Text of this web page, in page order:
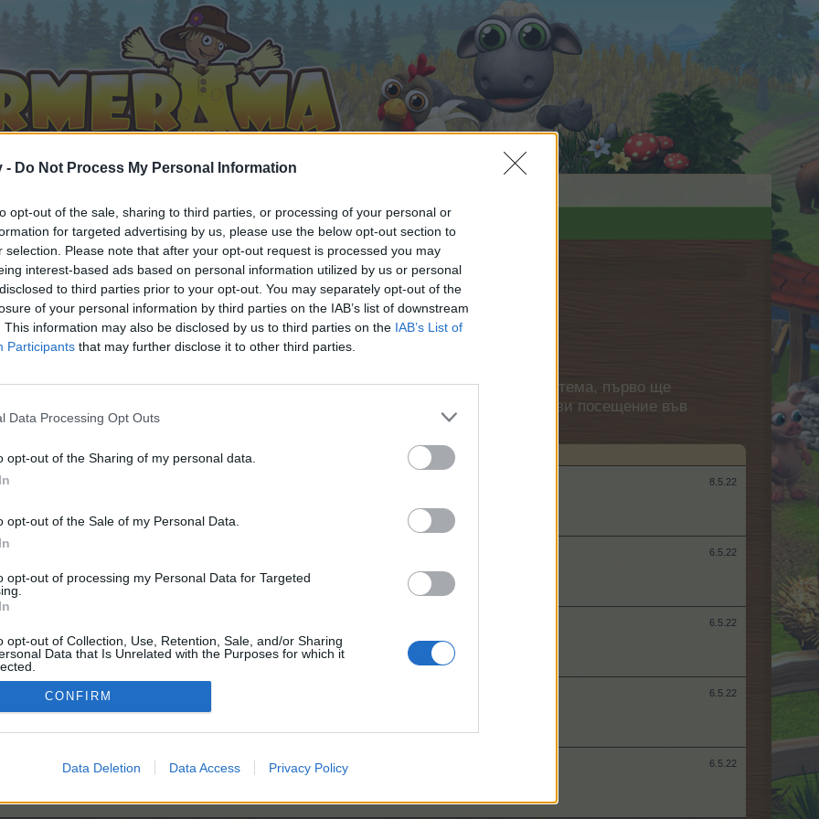
- Do Not Process My Personal Information
opt-out of the sale, sharing to third parties, or processing of your personal or
for targeted advertising by us, please use the below opt-out section to
selection. Please note that after your opt-out request is processed you may
interest-based ads based on personal information utilized by us or personal
to third parties prior to your opt-out. You may separately opt-out of the
of your personal information by third parties on the IAB’s list of downstream
This information may also be disclosed by us to third parties on the IAB’s List of
Participants that may further disclose it to other third parties.
Data Processing Opt Outs
opt-out of the Sharing of my personal data.
opt-out of the Sale of my Personal Data.
opt-out of processing my Personal Data for Targeted
opt-out of Collection, Use, Retention, Sale, and/or Sharing
Data that Is Unrelated with the Purposes for which it
CONFIRM
Data Deletion Data Access Privacy Policy
Майски ден на играта
и да участвате в дискусиите, или искате да започнете своя собствена тема, първо ще
се, ако нямате собствен акаунт. Ние очакваме с нетърпение следващото ви посещение във
8.5.22
750
6.5.22
6.5.22
2,500
6.5.22
6.5.22